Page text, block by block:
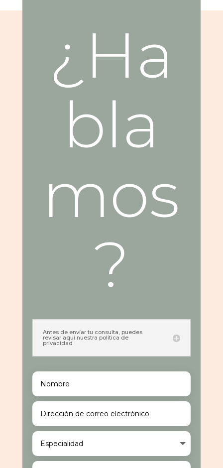
¿Ha
bla
mos
?
Antes de envíar tu consulta, puedes
revisar aquí nuestra política de
privacidad